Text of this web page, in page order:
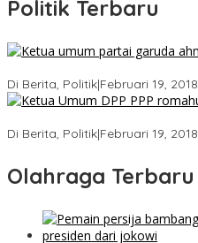
Politik Terbaru
Di Berita, Politik|Februari 19, 2018
Di Berita, Politik|Februari 19, 2018
Olahraga Terbaru